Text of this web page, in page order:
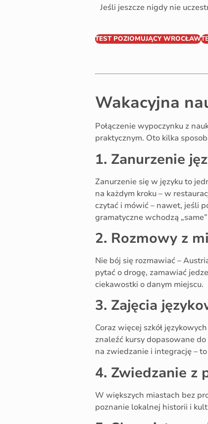
Jeśli jeszcze nigdy nie
TEST POZIOMUJĄCY WROCŁAW
Wakacyjna
Połączenie wypoczynku z
praktycznym. Oto kilka
1. Zanurzenie
Zanurzenie się w języku to
na każdym kroku – w
czytać i mówić – nawet, jeśli
gramatyczne wchodzą
2. Rozmowy z
Nie bój się rozmawiać –
pytać o drogę, zamawiać
ciekawostki o danym miejscu.
3. Zajęcia
Coraz więcej szkół
znaleźć kursy dopasowane
na zwiedzanie i integrację –
4. Zwiedzanie z
W większych miastach bez
poznanie lokalnej historii i